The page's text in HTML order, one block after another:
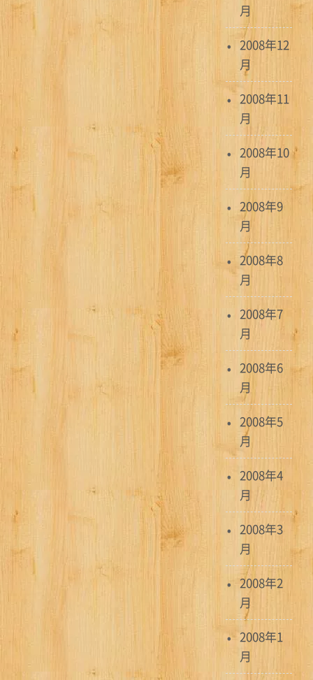
月
2008年12
月
2008年11
月
2008年10
月
2008年9
月
2008年8
月
2008年7
月
2008年6
月
2008年5
月
2008年4
月
2008年3
月
2008年2
月
2008年1
月